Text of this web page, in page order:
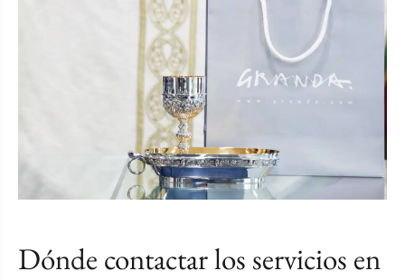
Dónde contactar los servicios en